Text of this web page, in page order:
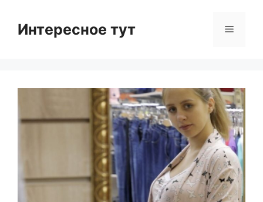
contentИнтересное тут Menu